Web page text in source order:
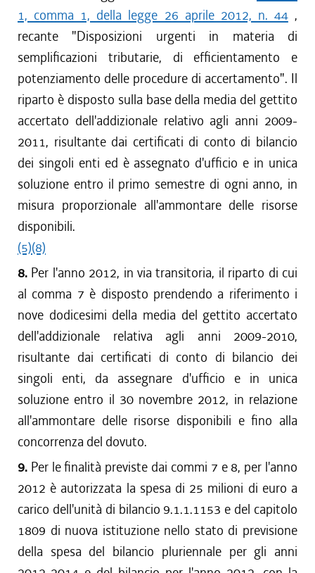
1, comma 1, della legge 26 aprile 2012, n. 44,
recante "Disposizioni urgenti in materia di
semplificazioni tributarie, di efficientamento e
potenziamento delle procedure di accertamento". Il
riparto è disposto sulla base della media del gettito
accertato dell'addizionale relativo agli anni 2009-
2011, risultante dai certificati di conto di bilancio
dei singoli enti ed è assegnato d'ufficio e in unica
soluzione entro il primo semestre di ogni anno, in
misura proporzionale all'ammontare delle risorse
disponibili.
(5)(8)
8. Per l'anno 2012, in via transitoria, il riparto di cui
al comma 7 è disposto prendendo a riferimento i
nove dodicesimi della media del gettito accertato
dell'addizionale relativa agli anni 2009-2010,
risultante dai certificati di conto di bilancio dei
singoli enti, da assegnare d'ufficio e in unica
soluzione entro il 30 novembre 2012, in relazione
all'ammontare delle risorse disponibili e fino alla
concorrenza del dovuto.
9. Per le finalità previste dai commi 7 e 8, per l'anno
2012 è autorizzata la spesa di 25 milioni di euro a
carico dell'unità di bilancio 9.1.1.1153 e del capitolo
1809 di nuova istituzione nello stato di previsione
della spesa del bilancio pluriennale per gli anni